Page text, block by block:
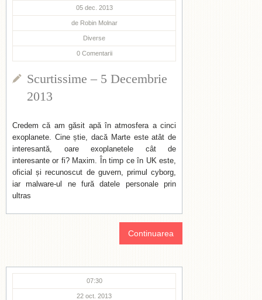
05 dec. 2013
de Robin Molnar
Diverse
0 Comentarii
Scurtissime – 5 Decembrie
2013
Credem că am găsit apă în atmosfera a cinci
exoplanete. Cine știe, dacă Marte este atât de
interesantă, oare exoplanetele cât de
interesante or fi? Maxim. În timp ce în UK este,
oficial și recunoscut de guvern, primul cyborg,
iar malware-ul ne fură datele personale prin
ultras
Continuarea
07:30
22 oct. 2013